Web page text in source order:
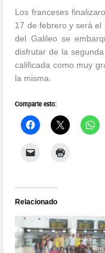
Los franceses
17 de febrero y será el
del Galileo se
disfrutar de la
calificada como muy
la misma.
Comparte esto:
Relacionado